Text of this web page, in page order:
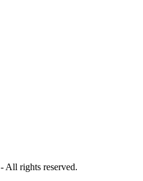
- All rights reserved.